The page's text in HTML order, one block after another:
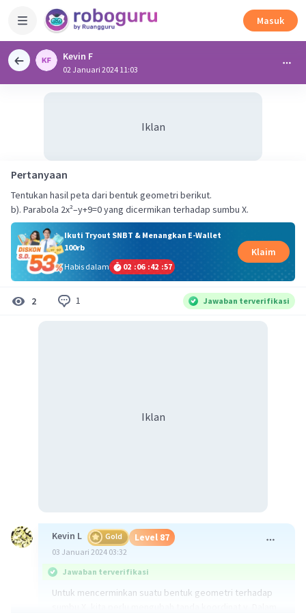
Masuk
Kevin F
02 Januari 2024 11:03
Iklan
Pertanyaan
Tentukan hasil peta dari bentuk geometri berikut.
b). Parabola 2x²–y+9=0 yang dicermikan terhadap sumbu X.
Ikuti Tryout SNBT & Menangkan E-Wallet
100rb
Habis dalam
02 :06 :42 :56
Klaim
2 1 Jawaban terverifikasi
Iklan
Kevin L Gold Level 87
03 Januari 2024 03:32
Jawaban terverifikasi
Untuk mencerminkan suatu bentuk geometri terhadap